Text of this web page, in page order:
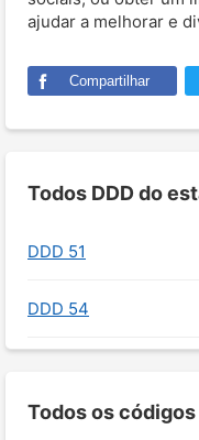
ajudar a melhorar e
Compartilhar
Todos DDD do
DDD 51
DDD 54
Todos os códigos